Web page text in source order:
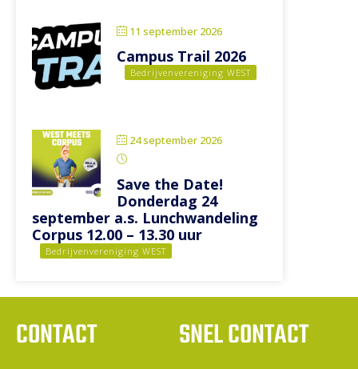
11 september 2026
Campus Trail 2026
Bedrijvenvereniging WEST
24 september 2026
Save the Date!
Donderdag 24
september a.s. Lunchwandeling
Corpus 12.00 – 13.30 uur
Bedrijvenvereniging WEST
CONTACT SNEL CONTACT